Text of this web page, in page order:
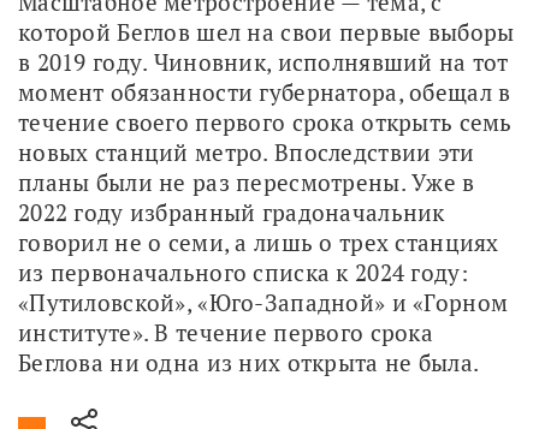
которой Беглов шел на свои первые выборы
в 2019 году. Чиновник, исполнявший на тот
момент обязанности губернатора, обещал в
течение своего первого срока открыть семь
новых станций метро. Впоследствии эти
планы были не раз пересмотрены. Уже в
2022 году избранный градоначальник
говорил не о семи, а лишь о трех станциях
из первоначального списка к 2024 году:
«Путиловской», «Юго-Западной» и «Горном
институте». В течение первого срока
Беглова ни одна из них открыта не была.